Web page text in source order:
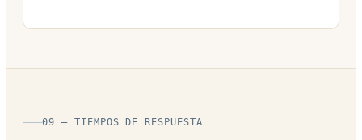
09 — TIEMPOS DE RESPUESTA